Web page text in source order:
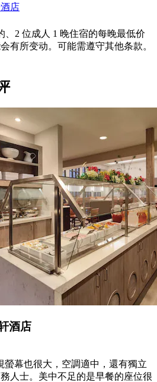
店
、2 位成人 1 晚住宿的每晚最低价
有所变动。可能需遵守其他条款。
酒店
螢幕也很大，空調適中，還有獨立
人士。美中不足的是早餐的座位很